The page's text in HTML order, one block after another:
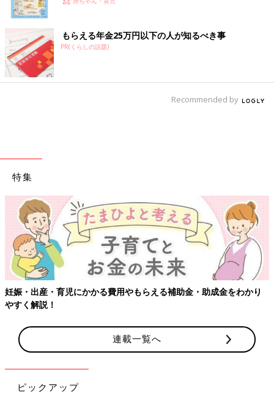
育児中におススメの本
最新! 初めての育児新百科 (ベネッセ・ムック たまひよブッ
クス たまひよ新百科シリーズ)
大人気「新百科シリーズ」の「育児新百科」がリニューアル！
新生児から
まで、月齢別に毎日の赤ちゃんの成長の様子とマ
マ＆パパができることを徹底紹介。
毎日のお世話を基本からていねいに解説。
新生児期からのお世話も写真でよくわかる！ 月齢別に、体・心
の成長とかかわりかたを掲載。
予防接種や乳幼児健診、事故・けがの予防と対策、病気の受診の
もらえる年金25万円以下の人が知るべき事
PR(くらしの話題)
Recommended by
特集
妊娠・出産・育児にかかる費用やもらえる補助金・助成金をわかり
やすく解説！
連載一覧へ
ピックアップ